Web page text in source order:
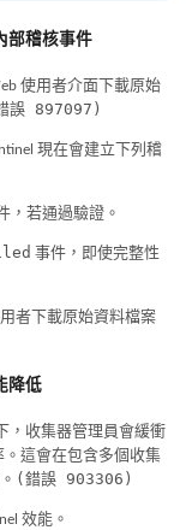
部稽核事件
使用者介面下載原始
誤 897097)
現在會建立下列稽
，若通過驗證。
事件，即使完整性
者下載原始資料檔案
降低
，收集器管理員會緩衝
這會在包含多個收集
(錯誤 903306)
效能。